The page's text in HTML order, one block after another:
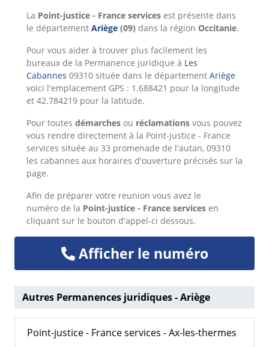
La Point-justice - France services est présente dans
le département Ariège (09) dans la région Occitanie.
Pour vous aider à trouver plus facilement les
bureaux de la Permanence juridique à Les
Cabannes 09310 située dans le département Ariège
voici l'emplacement GPS : 1.688421 pour la longitude
et 42.784219 pour la latitude.
Pour toutes démarches ou réclamations vous pouvez
vous rendre directement à la Point-justice - France
services située au 33 promenade de l'autan, 09310
les cabannes aux horaires d'ouverture précisés sur la
page.
Afin de préparer votre reunion vous avez le
numéro de la Point-justice - France services en
cliquant sur le bouton d'appel-ci dessous.
Afficher le numéro
Autres Permanences juridiques - Ariège
Point-justice - France services - Ax-les-thermes